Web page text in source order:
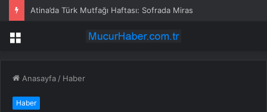
Atina’da Türk Mutfağı Haftası: Sofrada Miras
Menü
Anasayfa / Haber
Haber